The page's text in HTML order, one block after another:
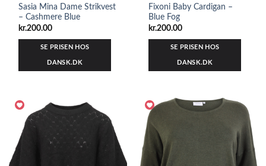
Sasia Mina Dame Strikvest
– Cashmere Blue
kr.200.00
SE PRISEN HOS
DANSK.DK
Fixoni Baby Cardigan –
Blue Fog
kr.200.00
SE PRISEN HOS
DANSK.DK